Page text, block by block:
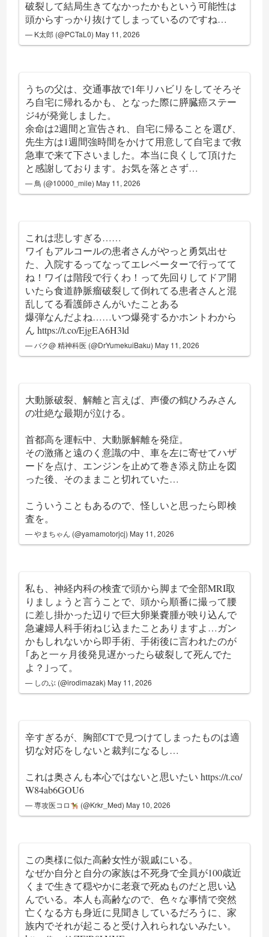
破裂して結局生きてなかったかもという可能性は
頭からすっかり抜けてしまっているのですね…
— K太郎 (@PCTaL0) May 11, 2026
うちの父は、交通事故で1年リハビリをしてそろそ
ろ自宅に帰れるかも、となった際に膵臓癌ステー
ジ4が発覚しました。
余命は2週間と宣告され、自宅に帰ることを選び、
先生方は1週間強時間をかけて用意して自宅まで救
急車で来て下さいました。本当に良くして頂けた
と感謝しております。お気を落とさず…
— 鳥 (@10000_mile) May 11, 2026
これは悲しすぎる……
ワイもアルコールの患者さんがやっと勇気出せ
た、入院するってなってエレベーターで行ってて
ね！ワイは階段で行くわ！って先回りしてドア開
いたら食道静脈瘤破裂して倒れてる患者さんと混
乱してる看護師さんがいたことある
爆弾なんだよね……いつ爆発するかホントわから
んhttps://t.co/EjgEA6H3ld
— バク@ 精神科医 (@DrYumekuiBaku) May 11, 2026
大動脈破裂、解離と言えば、声優の鶴ひろみさん
の壮絶な最期が泣ける。
首都高を運転中、大動脈解離を発症。
その激痛と遠のく意識の中、車を左に寄せてハザ
ードを点け、エンジンを止めて巻き添え防止を図
った後、そのままこと切れていた…
こういうこともあるので、怪しいと思ったら即検
査を。
— やまちゃん (@yamamotorjcj) May 11, 2026
私も、神経内科の検査で頭から脚まで全部MRI取
りましょうと言うことで、頭から順番に撮って腰
に差し掛かった辺りで巨大卵巣嚢腫が映り込んで
急遽婦人科手術ねじ込またことありますよ…ガン
かもしれないから即手術、手術後に言われたのが
｢あと一ヶ月後発見遅かったら破裂して死んでた
よ？｣って。
— しのぶ (@irodimazak) May 11, 2026
辛すぎるが、胸部CTで見つけてしまったものは適
切な対応をしないと裁判になるし…
これは奥さんも本心ではないと思いたいhttps://t.co/
W84ab6GOU6
— 専攻医コロ (@Krkr_Med) May 10, 2026
この奥様に似た高齢女性が親戚にいる。
なぜか自分と自分の家族は不死身で全員が100歳近
くまで生きて穏やかに老衰で死ぬものだと思い込
んでいる。本人も高齢なので、色々な事情で突然
亡くなる方も身近に見聞きしているだろうに、家
族内でそれが起こると受け入れられないみたい。